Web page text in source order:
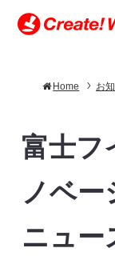
Home お
富士フ
ノベー
ニュー